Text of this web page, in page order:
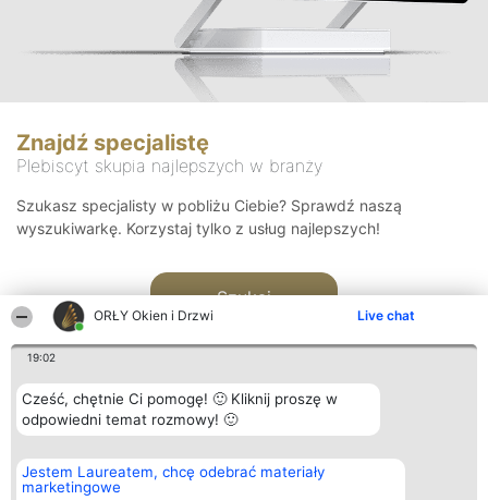
ORŁY Okien i Drzwi Live chat
19:02
Cześć, chętnie Ci pomogę! 🙂 Kliknij proszę w
odpowiedni temat rozmowy! 🙂
Jestem Laureatem, chcę odebrać materiały
marketingowe
Znajdź specjalistę
Plebiscyt skupia najlepszych w branży
Szukasz specjalisty w pobliżu Ciebie? Sprawdź naszą
wyszukiwarkę. Korzystaj tylko z usług najlepszych!
Szukaj
Organizator plebiscytu
Bright Side Solutions sp. z o.
o. sp. k.
Plebiscyt
Laureaci
Kontakt
Kontakt